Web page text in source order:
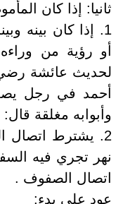
ثانيا: إذا كان
1. إذا كان بينه
أو رؤية من
لحديث عائشة رضي
أحمد في رجل
وأبوابه مغلقة
2. يشترط اتصال
نهر تجري فيه
اتصال الصفوف .
عود على بدء: